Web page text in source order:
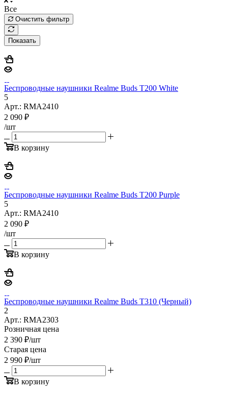
Все
Очистить фильтр
Показать
Беспроводные наушники Realme Buds T200 White
5
Арт.: RMA2410
2 090 ₽
/шт
В корзину
Беспроводные наушники Realme Buds T200 Purple
5
Арт.: RMA2410
2 090 ₽
/шт
В корзину
Беспроводные наушники Realme Buds T310 (Черный)
2
Арт.: RMA2303
Розничная цена
2 390 ₽/шт
Старая цена
2 990 ₽/шт
В корзину